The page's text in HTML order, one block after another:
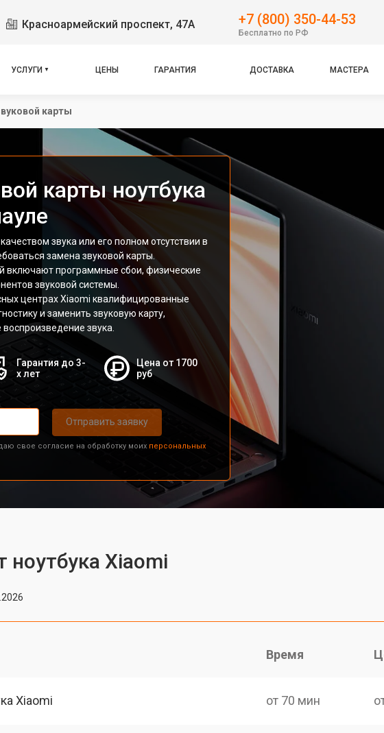
Красноармейский проспект, 47А +7 (800) 350-44-53
Бесплатно по РФ
УСЛУГИ ЦЕНЫ ГАРАНТИЯ ДОСТАВКА МАСТЕРА
карты
карты ноутбука
звука или его полном отсутствии в
замена звуковой карты.
включают программные сбои, физические
звуковой системы.
центрах Xiaomi квалифицированные
и заменить звуковую карту,
звука.
Гарантия до 3-
х лет
Цена от 1700
руб
Отправить заявку
свое согласие на обработку моих персональных
Xiaomi
Время
Xiaomi от 70 мин